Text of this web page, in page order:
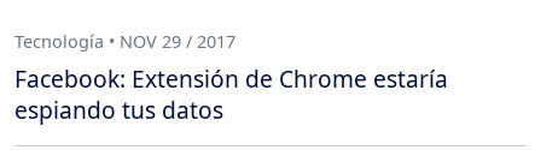
Tecnología • NOV 29 / 2017
Facebook: Extensión de Chrome estaría
espiando tus datos